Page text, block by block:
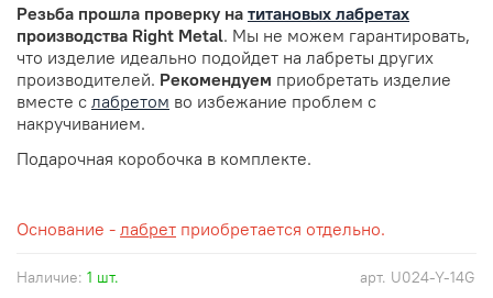
арт. U024-Y-14G
Наличие: 1 шт.
Резьба прошла проверку на титановых лабретах
производства Right Metal. Мы не можем гарантировать,
что изделие идеально подойдет на лабреты других
производителей. Рекомендуем приобретать изделие
вместе с лабретом во избежание проблем с
накручиванием.
Подарочная коробочка в комплекте.
Основание - лабрет приобретается отдельно.